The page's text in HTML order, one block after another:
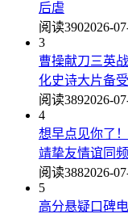
后虐
阅读3902026-
3
曹操献刀三英
化史诗大片备
阅读3892026-
4
想早点见你了
靖挚友情谊同
阅读3882026-
5
高分悬疑口碑